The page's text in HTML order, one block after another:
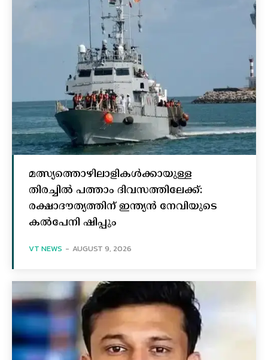
മത്സ്യത്തൊഴിലാളികള്‍ക്കായുള്ള
തിരച്ചില്‍ പത്താം ദിവസത്തിലേക്ക്:
രക്ഷാദൗത്യത്തിന് ഇന്ത്യൻ നേവിയുടെ
കല്‍പേനി ഷിപ്പും
VT NEWS - AUGUST 9, 2026